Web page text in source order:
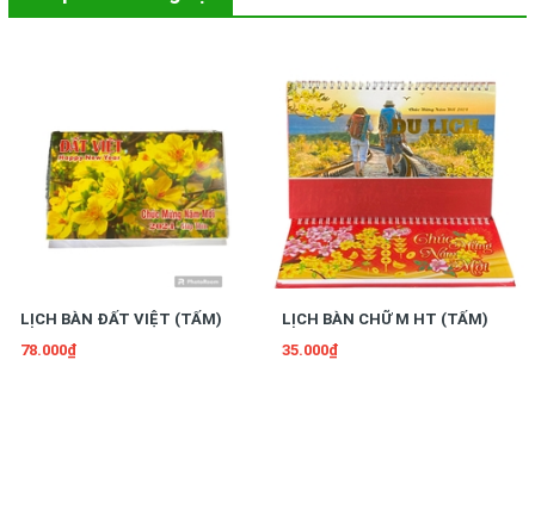
LỊCH BÀN ĐẤT VIỆT (TẤM)
78.000₫
LỊCH BÀN CHỮ M HT (TẤM)
35.000₫